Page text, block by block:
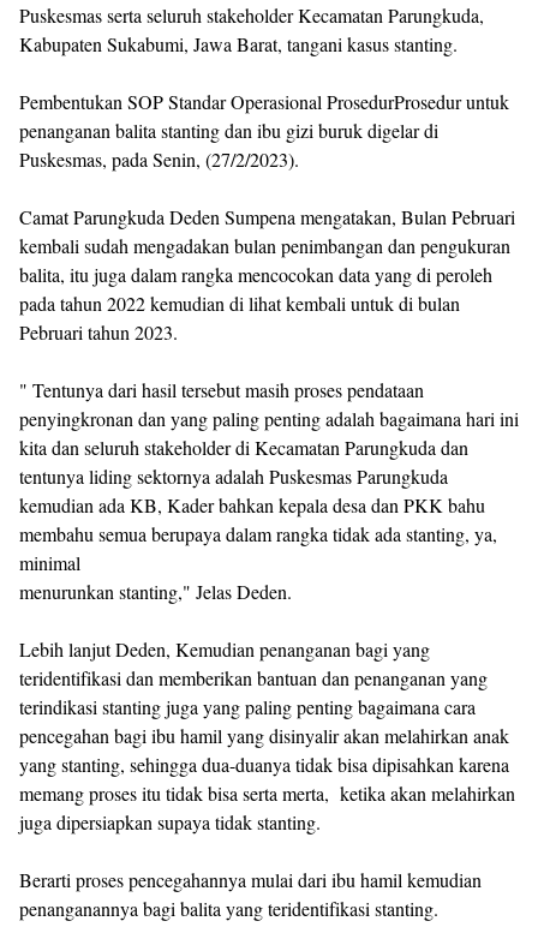
Puskesmas serta seluruh stakeholder Kecamatan Parungkuda,
Kabupaten Sukabumi, Jawa Barat, tangani kasus stanting.
Pembentukan SOP Standar Operasional ProsedurProsedur untuk
penanganan balita stanting dan ibu gizi buruk digelar di
Puskesmas, pada Senin, (27/2/2023).
Camat Parungkuda Deden Sumpena mengatakan, Bulan Pebruari
kembali sudah mengadakan bulan penimbangan dan pengukuran
balita, itu juga dalam rangka mencocokan data yang di peroleh
pada tahun 2022 kemudian di lihat kembali untuk di bulan
Pebruari tahun 2023.
" Tentunya dari hasil tersebut masih proses pendataan
penyingkronan dan yang paling penting adalah bagaimana hari ini
kita dan seluruh stakeholder di Kecamatan Parungkuda dan
tentunya liding sektornya adalah Puskesmas Parungkuda
kemudian ada KB, Kader bahkan kepala desa dan PKK bahu
membahu semua berupaya dalam rangka tidak ada stanting, ya,
minimal
menurunkan stanting," Jelas Deden.
Lebih lanjut Deden, Kemudian penanganan bagi yang
teridentifikasi dan memberikan bantuan dan penanganan yang
terindikasi stanting juga yang paling penting bagaimana cara
pencegahan bagi ibu hamil yang disinyalir akan melahirkan anak
yang stanting, sehingga dua-duanya tidak bisa dipisahkan karena
memang proses itu tidak bisa serta merta, ketika akan melahirkan
juga dipersiapkan supaya tidak stanting.
Berarti proses pencegahannya mulai dari ibu hamil kemudian
penanganannya bagi balita yang teridentifikasi stanting.